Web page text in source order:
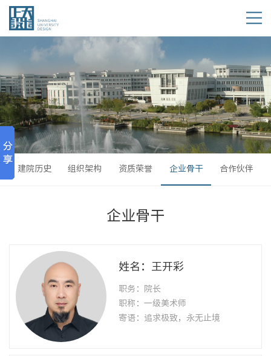
建院历史 组织架构 资质荣誉 企业骨干 合作伙伴
企业骨干
姓名：王开彩
职务：院长
职称：一级美术师
寄语：追求极致，永无止境